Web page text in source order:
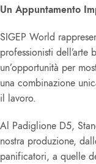
Un Appuntamento
SIGEP World
professionisti
un’opportunità per
una combinazione
il lavoro.
Al Padiglione D5,
nostra produzione,
panificatori, a quelle